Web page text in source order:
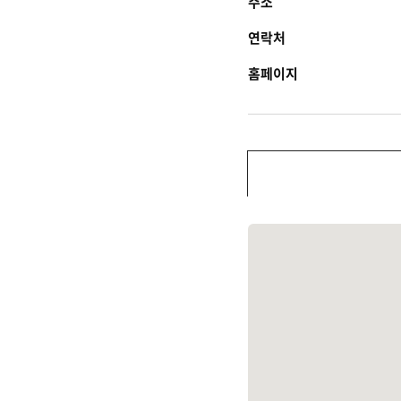
연락처
홈페이지